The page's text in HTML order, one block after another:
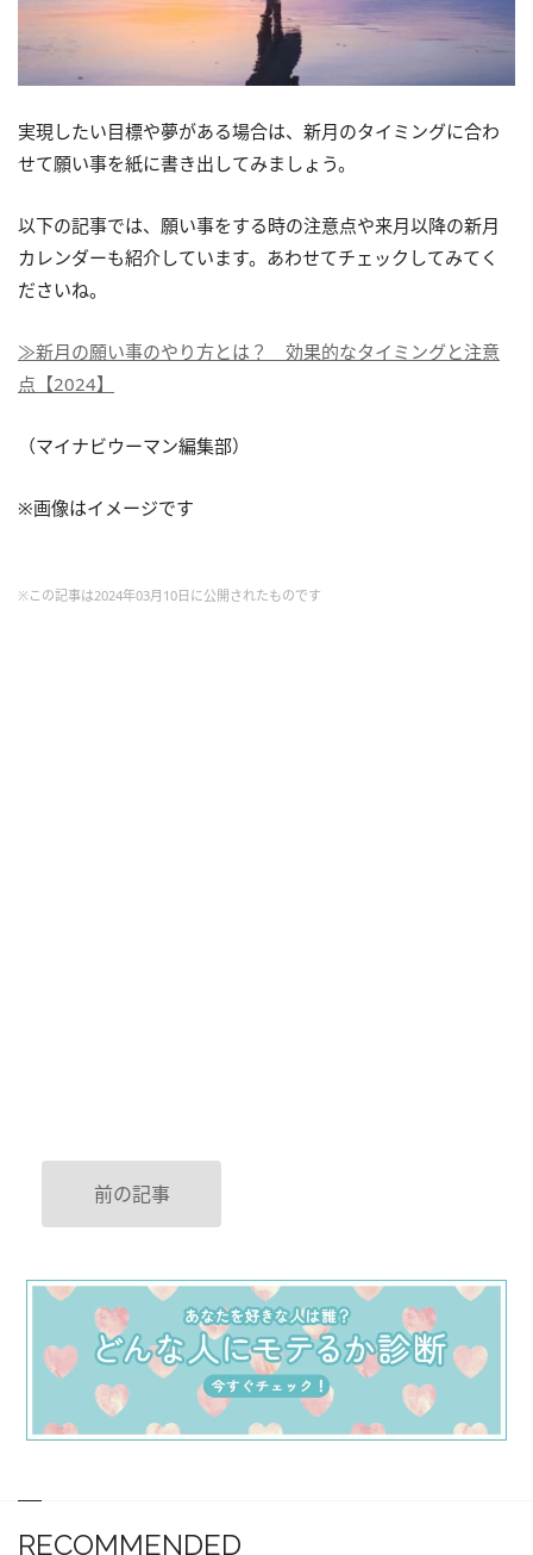
実現したい目標や夢がある場合は、新月のタイミングに合わ
せて願い事を紙に書き出してみましょう。
以下の記事では、願い事をする時の注意点や来月以降の新月
カレンダーも紹介しています。あわせてチェックしてみてく
ださいね。
≫新月の願い事のやり方とは？ 効果的なタイミングと注意
点【2024】
（マイナビウーマン編集部）
※画像はイメージです
※この記事は2024年03月10日に公開されたものです
前の記事
RECOMMENDED